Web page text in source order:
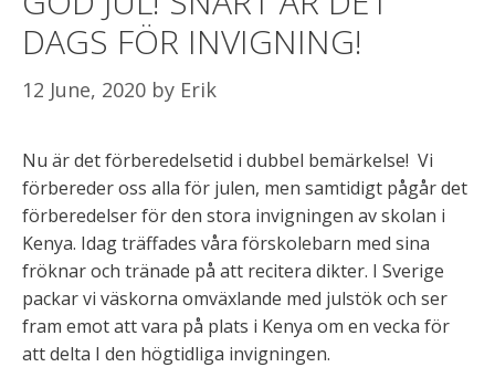
DAGS FÖR INVIGNING!
12 June, 2020 by Erik
Nu är det förberedelsetid i dubbel bemärkelse! Vi
förbereder oss alla för julen, men samtidigt pågår det
förberedelser för den stora invigningen av skolan i
Kenya. Idag träffades våra förskolebarn med sina
fröknar och tränade på att recitera dikter. I Sverige
packar vi väskorna omväxlande med julstök och ser
fram emot att vara på plats i Kenya om en vecka för
att delta I den högtidliga invigningen.